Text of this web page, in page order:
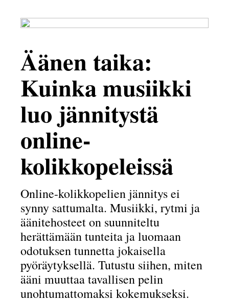
Äänen taika:
Kuinka musiikki
luo jännitystä
online-
kolikkopeleissä
Online-kolikkopelien jännitys ei
synny sattumalta. Musiikki, rytmi ja
äänitehosteet on suunniteltu
herättämään tunteita ja luomaan
odotuksen tunnetta jokaisella
pyöräytyksellä. Tutustu siihen, miten
ääni muuttaa tavallisen pelin
unohtumattomaksi kokemukseksi.